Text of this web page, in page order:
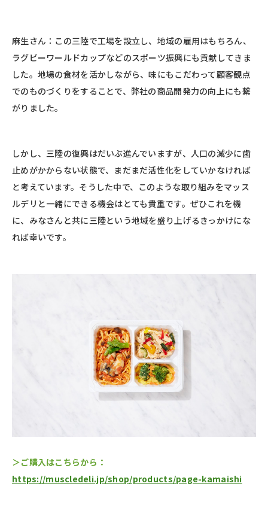
麻生さん：この三陸で工場を設立し、地域の雇用はもちろん、
ラグビーワールドカップなどのスポーツ振興にも貢献してきま
した。地場の食材を活かしながら、味にもこだわって顧客観点
でのものづくりをすることで、弊社の商品開発力の向上にも繋
がりました。
しかし、三陸の復興はだいぶ進んでいますが、人口の減少に歯
止めがかからない状態で、まだまだ活性化をしていかなければ
と考えています。そうした中で、このような取り組みをマッス
ルデリと一緒にできる機会はとても貴重です。ぜひこれを機
に、みなさんと共に三陸という地域を盛り上げるきっかけにな
れば幸いです。
＞ご購入はこちらから：
https://muscledeli.jp/shop/products/page-kamaishi